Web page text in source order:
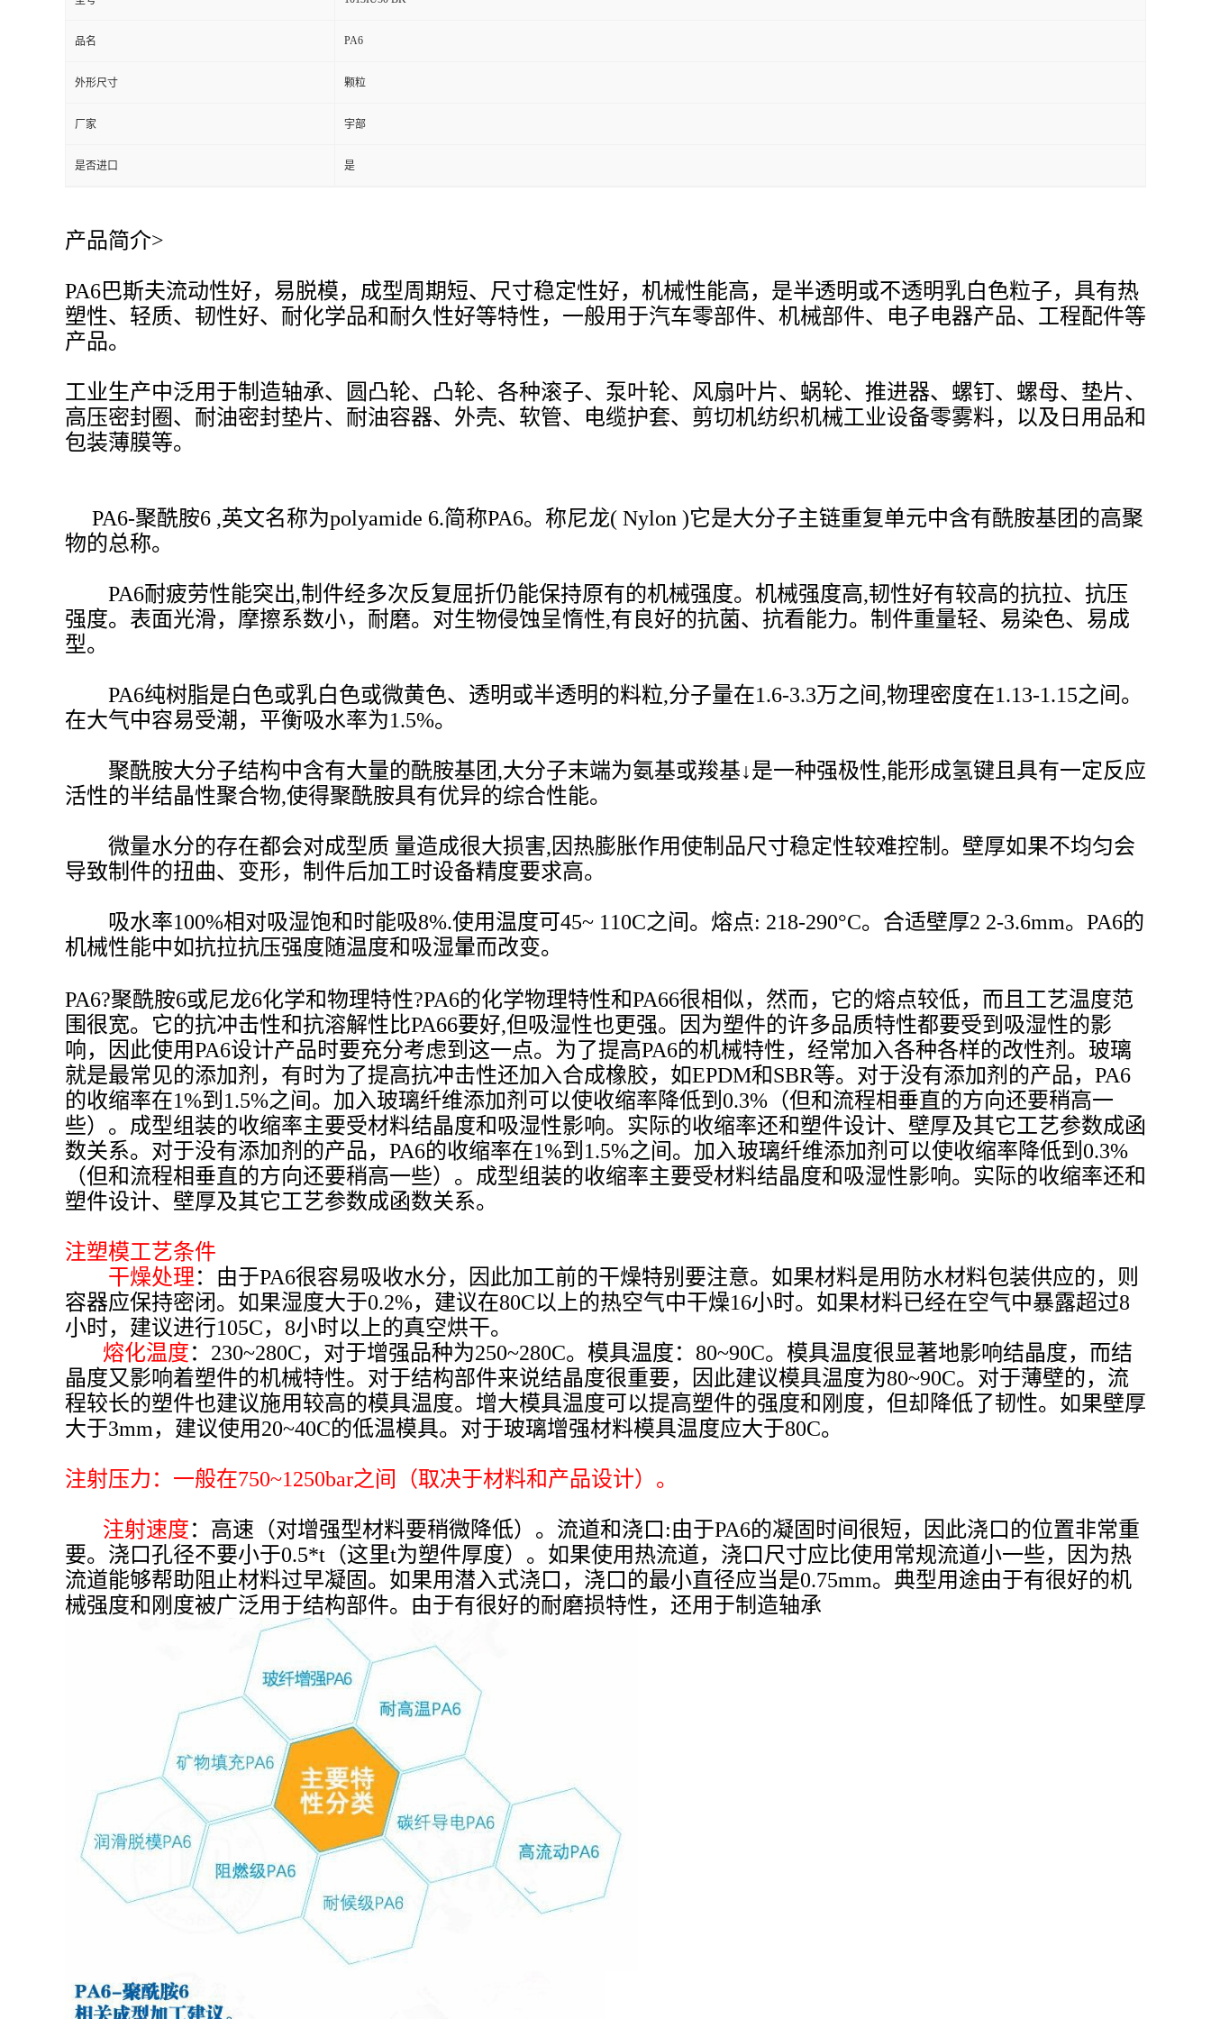
品名 PA6
外形尺寸 颗粒
厂家 宇部
是否进口 是
产品简介>
PA6巴斯夫流动性好，易脱模，成型周期短、尺寸稳定性好，机械性能高，是半透明或不透明乳白色粒子，具有热
塑性、轻质、韧性好、耐化学品和耐久性好等特性，一般用于汽车零部件、机械部件、电子电器产品、工程配件等
产品。
工业生产中泛用于制造轴承、圆凸轮、凸轮、各种滚子、泵叶轮、风扇叶片、蜗轮、推进器、螺钉、螺母、垫片、
高压密封圈、耐油密封垫片、耐油容器、外壳、软管、电缆护套、剪切机纺织机械工业设备零雾料，以及日用品和
包装薄膜等。
PA6-聚酰胺6 ,英文名称为polyamide 6.简称PA6。称尼龙( Nylon )它是大分子主链重复单元中含有酰胺基团的高聚
物的总称。
PA6耐疲劳性能突出,制件经多次反复屈折仍能保持原有的机械强度。机械强度高,韧性好有较高的抗拉、抗压
强度。表面光滑，摩擦系数小，耐磨。对生物侵蚀呈惰性,有良好的抗菌、抗看能力。制件重量轻、易染色、易成
型。
PA6纯树脂是白色或乳白色或微黄色、透明或半透明的料粒,分子量在1.6-3.3万之间,物理密度在1.13-1.15之间。
在大气中容易受潮，平衡吸水率为1.5%。
聚酰胺大分子结构中含有大量的酰胺基团,大分子末端为氨基或羧基↓是一种强极性,能形成氢键且具有一定反应
活性的半结晶性聚合物,使得聚酰胺具有优异的综合性能。
微量水分的存在都会对成型质 量造成很大损害,因热膨胀作用使制品尺寸稳定性较难控制。壁厚如果不均匀会
导致制件的扭曲、变形，制件后加工时设备精度要求高。
吸水率100%相对吸湿饱和时能吸8%.使用温度可45~ 110C之间。熔点: 218-290°C。合适壁厚2 2-3.6mm。PA6的
机械性能中如抗拉抗压强度随温度和吸湿暈而改变。
PA6?聚酰胺6或尼龙6化学和物理特性?PA6的化学物理特性和PA66很相似，然而，它的熔点较低，而且工艺温度范
围很宽。它的抗冲击性和抗溶解性比PA66要好,但吸湿性也更强。因为塑件的许多品质特性都要受到吸湿性的影
响，因此使用PA6设计产品时要充分考虑到这一点。为了提高PA6的机械特性，经常加入各种各样的改性剂。玻璃
就是最常见的添加剂，有时为了提高抗冲击性还加入合成橡胶，如EPDM和SBR等。对于没有添加剂的产品，PA6
的收缩率在1%到1.5%之间。加入玻璃纤维添加剂可以使收缩率降低到0.3%（但和流程相垂直的方向还要稍高一
些）。成型组装的收缩率主要受材料结晶度和吸湿性影响。实际的收缩率还和塑件设计、壁厚及其它工艺参数成函
数关系。对于没有添加剂的产品，PA6的收缩率在1%到1.5%之间。加入玻璃纤维添加剂可以使收缩率降低到0.3%
（但和流程相垂直的方向还要稍高一些）。成型组装的收缩率主要受材料结晶度和吸湿性影响。实际的收缩率还和
塑件设计、壁厚及其它工艺参数成函数关系。
注塑模工艺条件
干燥处理：由于PA6很容易吸收水分，因此加工前的干燥特别要注意。如果材料是用防水材料包装供应的，则
容器应保持密闭。如果湿度大于0.2%，建议在80C以上的热空气中干燥16小时。如果材料已经在空气中暴露超过8
小时，建议进行105C，8小时以上的真空烘干。
熔化温度：230~280C，对于增强品种为250~280C。模具温度：80~90C。模具温度很显著地影响结晶度，而结
晶度又影响着塑件的机械特性。对于结构部件来说结晶度很重要，因此建议模具温度为80~90C。对于薄壁的，流
程较长的塑件也建议施用较高的模具温度。增大模具温度可以提高塑件的强度和刚度，但却降低了韧性。如果壁厚
大于3mm，建议使用20~40C的低温模具。对于玻璃增强材料模具温度应大于80C。
注射压力：一般在750~1250bar之间（取决于材料和产品设计）。
注射速度：高速（对增强型材料要稍微降低）。流道和浇口:由于PA6的凝固时间很短，因此浇口的位置非常重
要。浇口孔径不要小于0.5*t（这里t为塑件厚度）。如果使用热流道，浇口尺寸应比使用常规流道小一些，因为热
流道能够帮助阻止材料过早凝固。如果用潜入式浇口，浇口的最小直径应当是0.75mm。典型用途由于有很好的机
械强度和刚度被广泛用于结构部件。由于有很好的耐磨损特性，还用于制造轴承